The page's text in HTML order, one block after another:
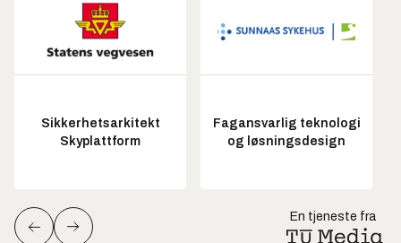
Sikkerhetsarkitekt
Skyplattform
Fagansvarlig teknologi
og løsningsdesign
En tjeneste fra